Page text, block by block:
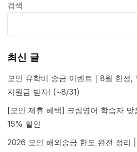
검색
최신 글
모인 유학비 송금 이벤트｜8월 한정,
지원금 받자! (~8/31)
[모인 제휴 혜택] 크림영어 학습자 맞
15% 할인
2026 모인 해외송금 한도 완전 정리 |